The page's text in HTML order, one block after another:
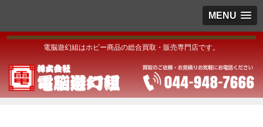
MENU
電脳遊幻組はホビー商品の総合買取・販売専門店です。